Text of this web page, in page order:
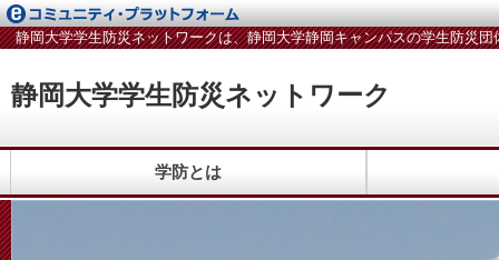
静岡大学学生防災ネットワーク
静岡大学学生防災ネットワークは、静岡大学静岡キャンパスの学生防災
学防とは